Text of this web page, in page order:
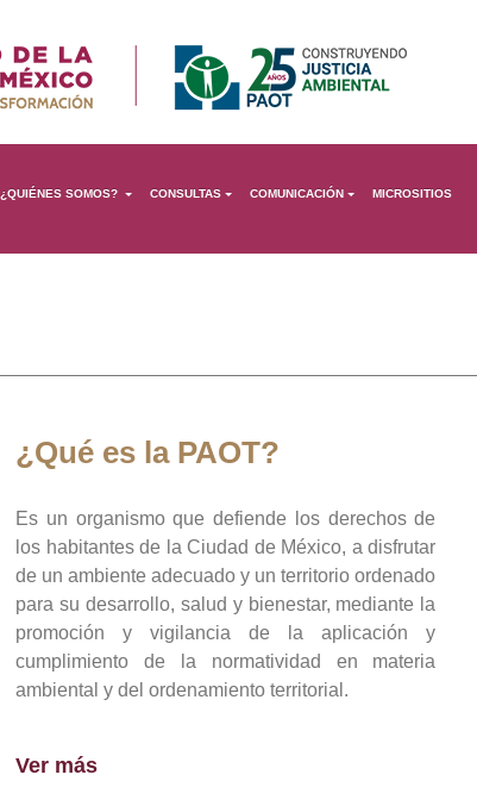
¿QUIÉNES SOMOS? CONSULTAS COMUNICACIÓN MICROSITIOS
¿Qué es la PAOT?
Es un organismo que defiende los derechos de
los habitantes de la Ciudad de México, a disfrutar
de un ambiente adecuado y un territorio ordenado
para su desarrollo, salud y bienestar, mediante la
promoción y vigilancia de la aplicación y
cumplimiento de la normatividad en materia
ambiental y del ordenamiento territorial.
Ver más